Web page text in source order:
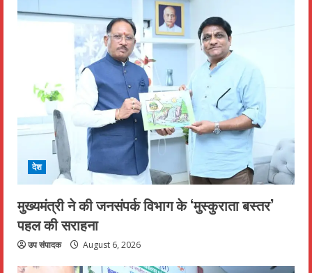
देश
मुख्यमंत्री ने की जनसंपर्क विभाग के ‘मुस्कुराता बस्तर’
पहल की सराहना
उप संपादक August 6, 2026